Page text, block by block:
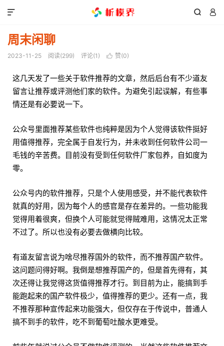
 

周末闲聊
2023-11-25 阅读(299) 评论(1)  赞(0)
这几天发了一些关于软件推荐的文章，然后后台有不少道友
留言让推荐或评测他们家的软件。为避免引起误解，有些事
情还是有必要说一下。
公众号里面推荐某些软件也纯粹是因为个人觉得该软件挺好
用值得推荐，完全属于自发行为，并未收到任何软件公司一
毛钱的辛苦费。目前没有受到任何软件厂家包养，自如度为
零。
公众号内的软件推荐，只是个人使用感受，并不能代表软件
就真的好用，因为每个人的感官是存在差异的。一些功能我
觉得用着很爽，但换个人可能就觉得贼难用，这情况太正常
不过了。所以也没有必要去做横向比较。
有道友留言说为啥尽推荐国外的软件，而不推荐国产软件。
这问题问得好啊。我倒是想推荐国产的，但是首先得有，其
次还得让我觉得这货值得推荐才行。到目前为止，能搞到手
能跑起来的国产软件极少，值得推荐的更少。还有一点，我
不推荐那种宣传起来功能强大，但仅存在于传说中，普通人
搞不到手的软件，吃不到葡萄吐酸水更难受。